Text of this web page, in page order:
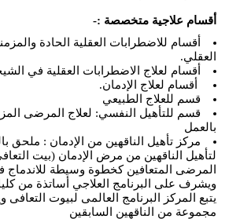
أقسام علاجية متخصصة :-
أقسام للاضطرابات العقلية الحادة
العقلي.
أقسام لعلاج الاضطرابات العقلية في
أقسام لعلاج الإدمان.
قسم للعلاج الطبيعي
قسم للتأهيل النفسي: لعلاج المرضى
بالعمل
مركز تأهيل الناقهين من الإدمان : ملحق
لتأهيل الناقهين من مرض الإدمان (بيت
المرضى المتعافين كخطوة وسيطة للاندماج
ويشرف على البرنامج العلاجي أساتذة من
يتبع المركز البرنامج العالمى لبيوت التعافى
مجموعة من الناقهين السابقين